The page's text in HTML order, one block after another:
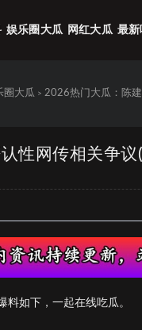
娱乐圈大瓜 网红大瓜 最新
圈大瓜 > 2026热门大瓜：陈
性网传相关争
料如下，一起在线吃瓜。